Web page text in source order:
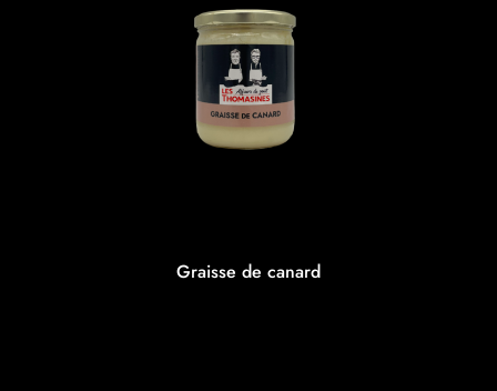
Graisse de canard